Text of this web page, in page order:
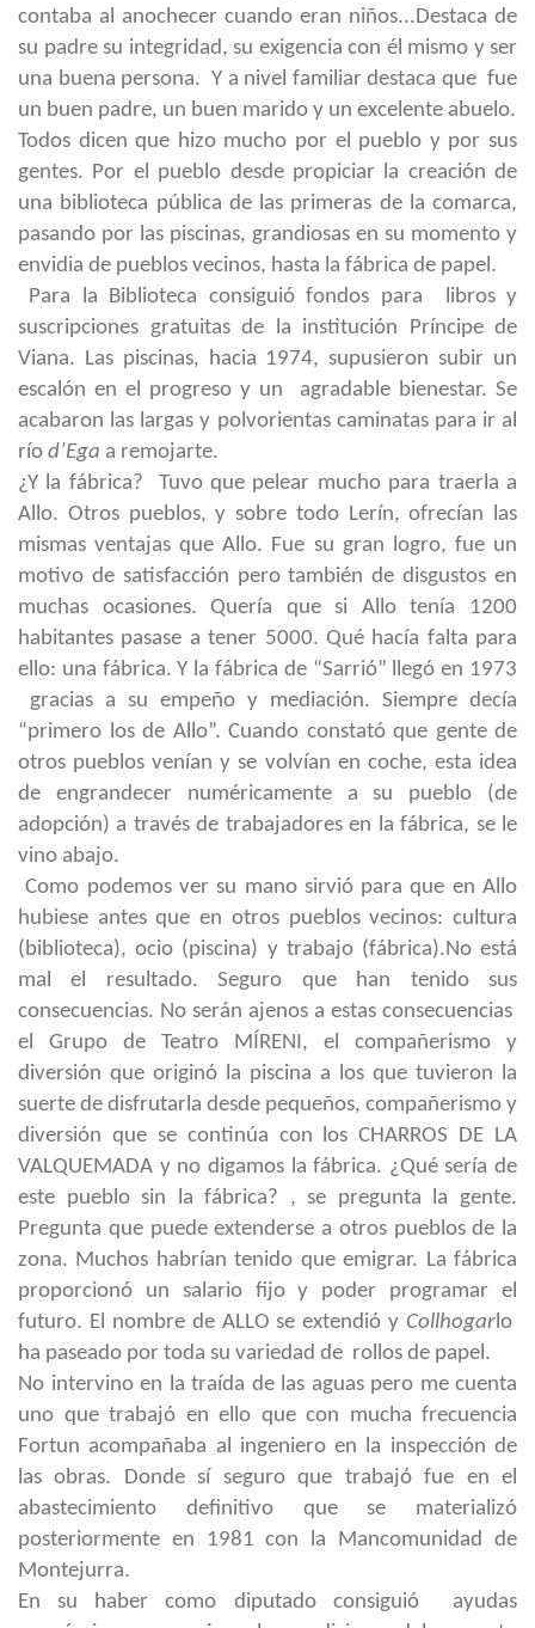
contaba al anochecer cuando eran niños...Destaca de
su padre su integridad, su exigencia con él mismo y ser
una buena persona. Y a nivel familiar destaca que fue
un buen padre, un buen marido y un excelente abuelo.
Todos dicen que hizo mucho por el pueblo y por sus
gentes. Por el pueblo desde propiciar la creación de
una biblioteca pública de las primeras de la comarca,
pasando por las piscinas, grandiosas en su momento y
envidia de pueblos vecinos, hasta la fábrica de papel.
Para la Biblioteca consiguió fondos para libros y
suscripciones gratuitas de la institución Príncipe de
Viana. Las piscinas, hacia 1974, supusieron subir un
escalón en el progreso y un agradable bienestar. Se
acabaron las largas y polvorientas caminatas para ir al
río d’Ega a remojarte.
¿Y la fábrica? Tuvo que pelear mucho para traerla a
Allo. Otros pueblos, y sobre todo Lerín, ofrecían las
mismas ventajas que Allo. Fue su gran logro, fue un
motivo de satisfacción pero también de disgustos en
muchas ocasiones. Quería que si Allo tenía 1200
habitantes pasase a tener 5000. Qué hacía falta para
ello: una fábrica. Y la fábrica de “Sarrió” llegó en 1973
gracias a su empeño y mediación. Siempre decía
“primero los de Allo”. Cuando constató que gente de
otros pueblos venían y se volvían en coche, esta idea
de engrandecer numéricamente a su pueblo (de
adopción) a través de trabajadores en la fábrica, se le
vino abajo.
Como podemos ver su mano sirvió para que en Allo
hubiese antes que en otros pueblos vecinos: cultura
(biblioteca), ocio (piscina) y trabajo (fábrica).No está
mal el resultado. Seguro que han tenido sus
consecuencias. No serán ajenos a estas consecuencias
el Grupo de Teatro MÍRENI, el compañerismo y
diversión que originó la piscina a los que tuvieron la
suerte de disfrutarla desde pequeños, compañerismo y
diversión que se continúa con los CHARROS DE LA
VALQUEMADA y no digamos la fábrica. ¿Qué sería de
este pueblo sin la fábrica? , se pregunta la gente.
Pregunta que puede extenderse a otros pueblos de la
zona. Muchos habrían tenido que emigrar. La fábrica
proporcionó un salario fijo y poder programar el
futuro. El nombre de ALLO se extendió y Collhogarlo
ha paseado por toda su variedad de rollos de papel.
No intervino en la traída de las aguas pero me cuenta
uno que trabajó en ello que con mucha frecuencia
Fortun acompañaba al ingeniero en la inspección de
las obras. Donde sí seguro que trabajó fue en el
abastecimiento definitivo que se materializó
posteriormente en 1981 con la Mancomunidad de
Montejurra.
En su haber como diputado consiguió ayudas